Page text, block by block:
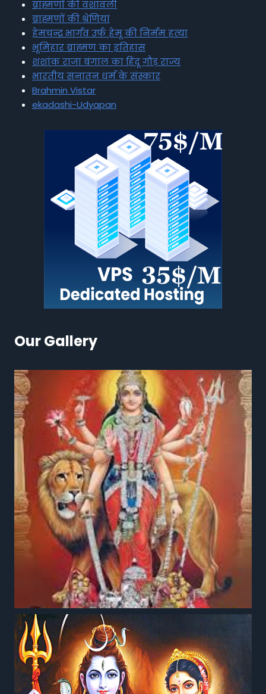
ब्राह्मणों की वंशावली
ब्राह्मणों की श्रेणियां
हेमचन्द्र भार्गव उर्फ हेमू की निर्मम हत्या
भूमिहार ब्राह्मण का इतिहास
शशांक राजा बंगाल का हिंदू गौड़ राज्य
भारतीय सनातन धर्म के संस्कार
Brahmin Vistar
ekadashi-Udyapan
Our Gallery